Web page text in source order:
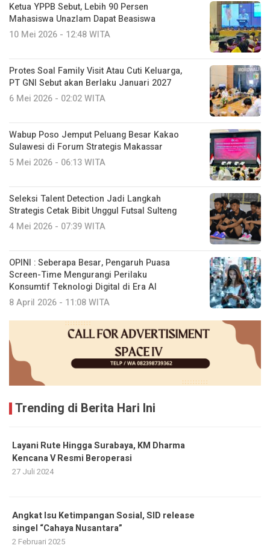
Ketua YPPB Sebut, Lebih 90 Persen
Mahasiswa Unazlam Dapat Beasiswa
10 Mei 2026 - 12:48 WITA
Protes Soal Family Visit Atau Cuti Keluarga,
PT GNI Sebut akan Berlaku Januari 2027
6 Mei 2026 - 02:02 WITA
Wabup Poso Jemput Peluang Besar Kakao
Sulawesi di Forum Strategis Makassar
5 Mei 2026 - 06:13 WITA
Seleksi Talent Detection Jadi Langkah
Strategis Cetak Bibit Unggul Futsal Sulteng
4 Mei 2026 - 07:39 WITA
OPINI : Seberapa Besar, Pengaruh Puasa
Screen-Time Mengurangi Perilaku
Konsumtif Teknologi Digital di Era AI
8 April 2026 - 11:08 WITA
Trending di Berita Hari Ini
Layani Rute Hingga Surabaya, KM Dharma
Kencana V Resmi Beroperasi
27 Juli 2024
Angkat Isu Ketimpangan Sosial, SID release
singel “Cahaya Nusantara”
2 Februari 2025